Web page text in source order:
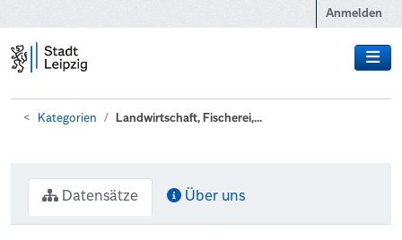
Anmelden
Kategorien Landwirtschaft, Fischerei,...
Datensätze Über uns